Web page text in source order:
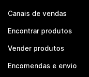
Canais de vendas
Encontrar produtos
Vender produtos
Encomendas e envio